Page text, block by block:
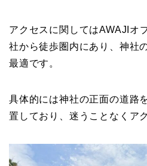
アクセスに関してはAWAJIオ
社から徒歩圏内にあり、神社
最適です。
具体的には神社の正面の道路
置しており、迷うことなくア